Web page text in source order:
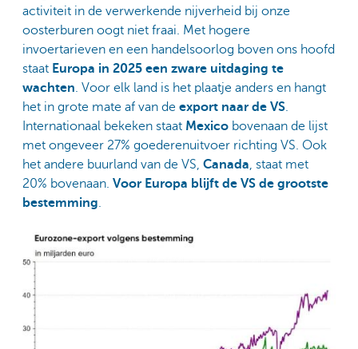
activiteit in de verwerkende nijverheid bij onze
oosterburen oogt niet fraai. Met hogere
invoertarieven en een handelsoorlog boven ons hoofd
staat Europa in 2025 een zware uitdaging te
wachten. Voor elk land is het plaatje anders en hangt
het in grote mate af van de export naar de VS.
Internationaal bekeken staat Mexico bovenaan de lijst
met ongeveer 27% goederenuitvoer richting VS. Ook
het andere buurland van de VS, Canada, staat met
20% bovenaan. Voor Europa blijft de VS de grootste
bestemming.